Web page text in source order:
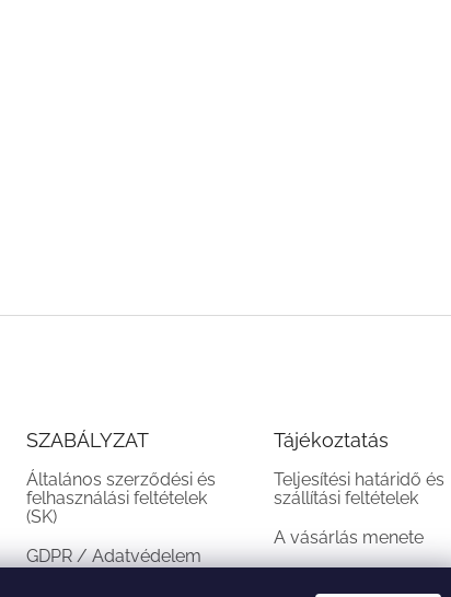
SZABÁLYZAT
Általános szerződési és
felhasználási feltételek
(SK)
GDPR / Adatvédelem
(SK)
Tájékoztatás
Teljesítési határidő és
szállítási feltételek
A vásárlás menete